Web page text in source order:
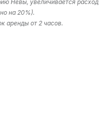
Невы, увеличивается расход
на 20%).
аренды от 2 часов.